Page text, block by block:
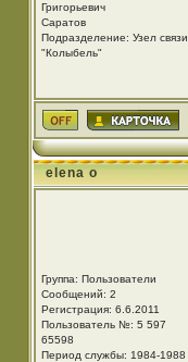
Григорьевич
Саратов
Подразделение: Узел связи
"Колыбель"
elena o
Группа: Пользователи
Сообщений: 2
Регистрация: 6.6.2011
Пользователь №: 5 597
65598
Период службы: 1984-1988